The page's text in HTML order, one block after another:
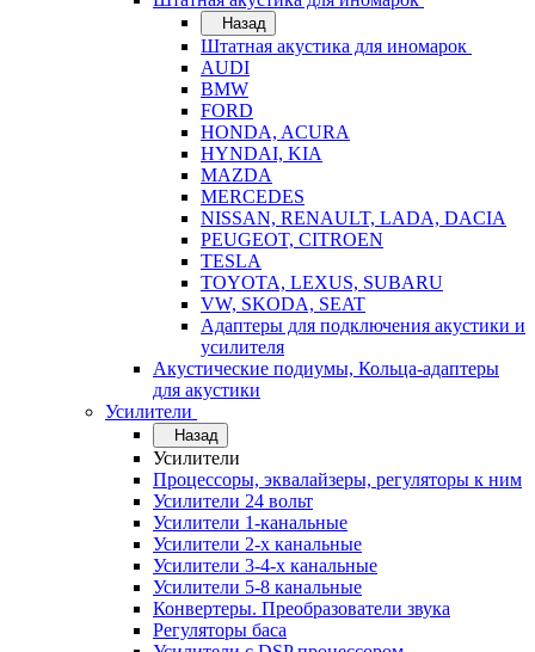
Назад
Штатная акустика для иномарок
AUDI
BMW
FORD
HONDA, ACURA
HYNDAI, KIA
MAZDA
MERCEDES
NISSAN, RENAULT, LADA, DACIA
PEUGEOT, CITROEN
TESLA
TOYOTA, LEXUS, SUBARU
VW, SKODA, SEAT
Адаптеры для подключения акустики и
усилителя
Акустические подиумы, Кольца-адаптеры
для акустики
Усилители
Назад
Усилители
Процессоры, эквалайзеры, регуляторы к ним
Усилители 24 вольт
Усилители 1-канальные
Усилители 2-х канальные
Усилители 3-4-х канальные
Усилители 5-8 канальные
Конвертеры. Преобразователи звука
Регуляторы баса